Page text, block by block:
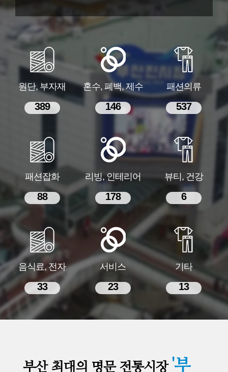
원단, 부자재
389
혼수, 폐백, 제수
146
패션의류
537
패션잡화
88
리빙, 인테리어
178
뷰티, 건강
6
음식료, 전자
33
서비스
23
기타
13
부산 최대의 명문 전통시장 '부